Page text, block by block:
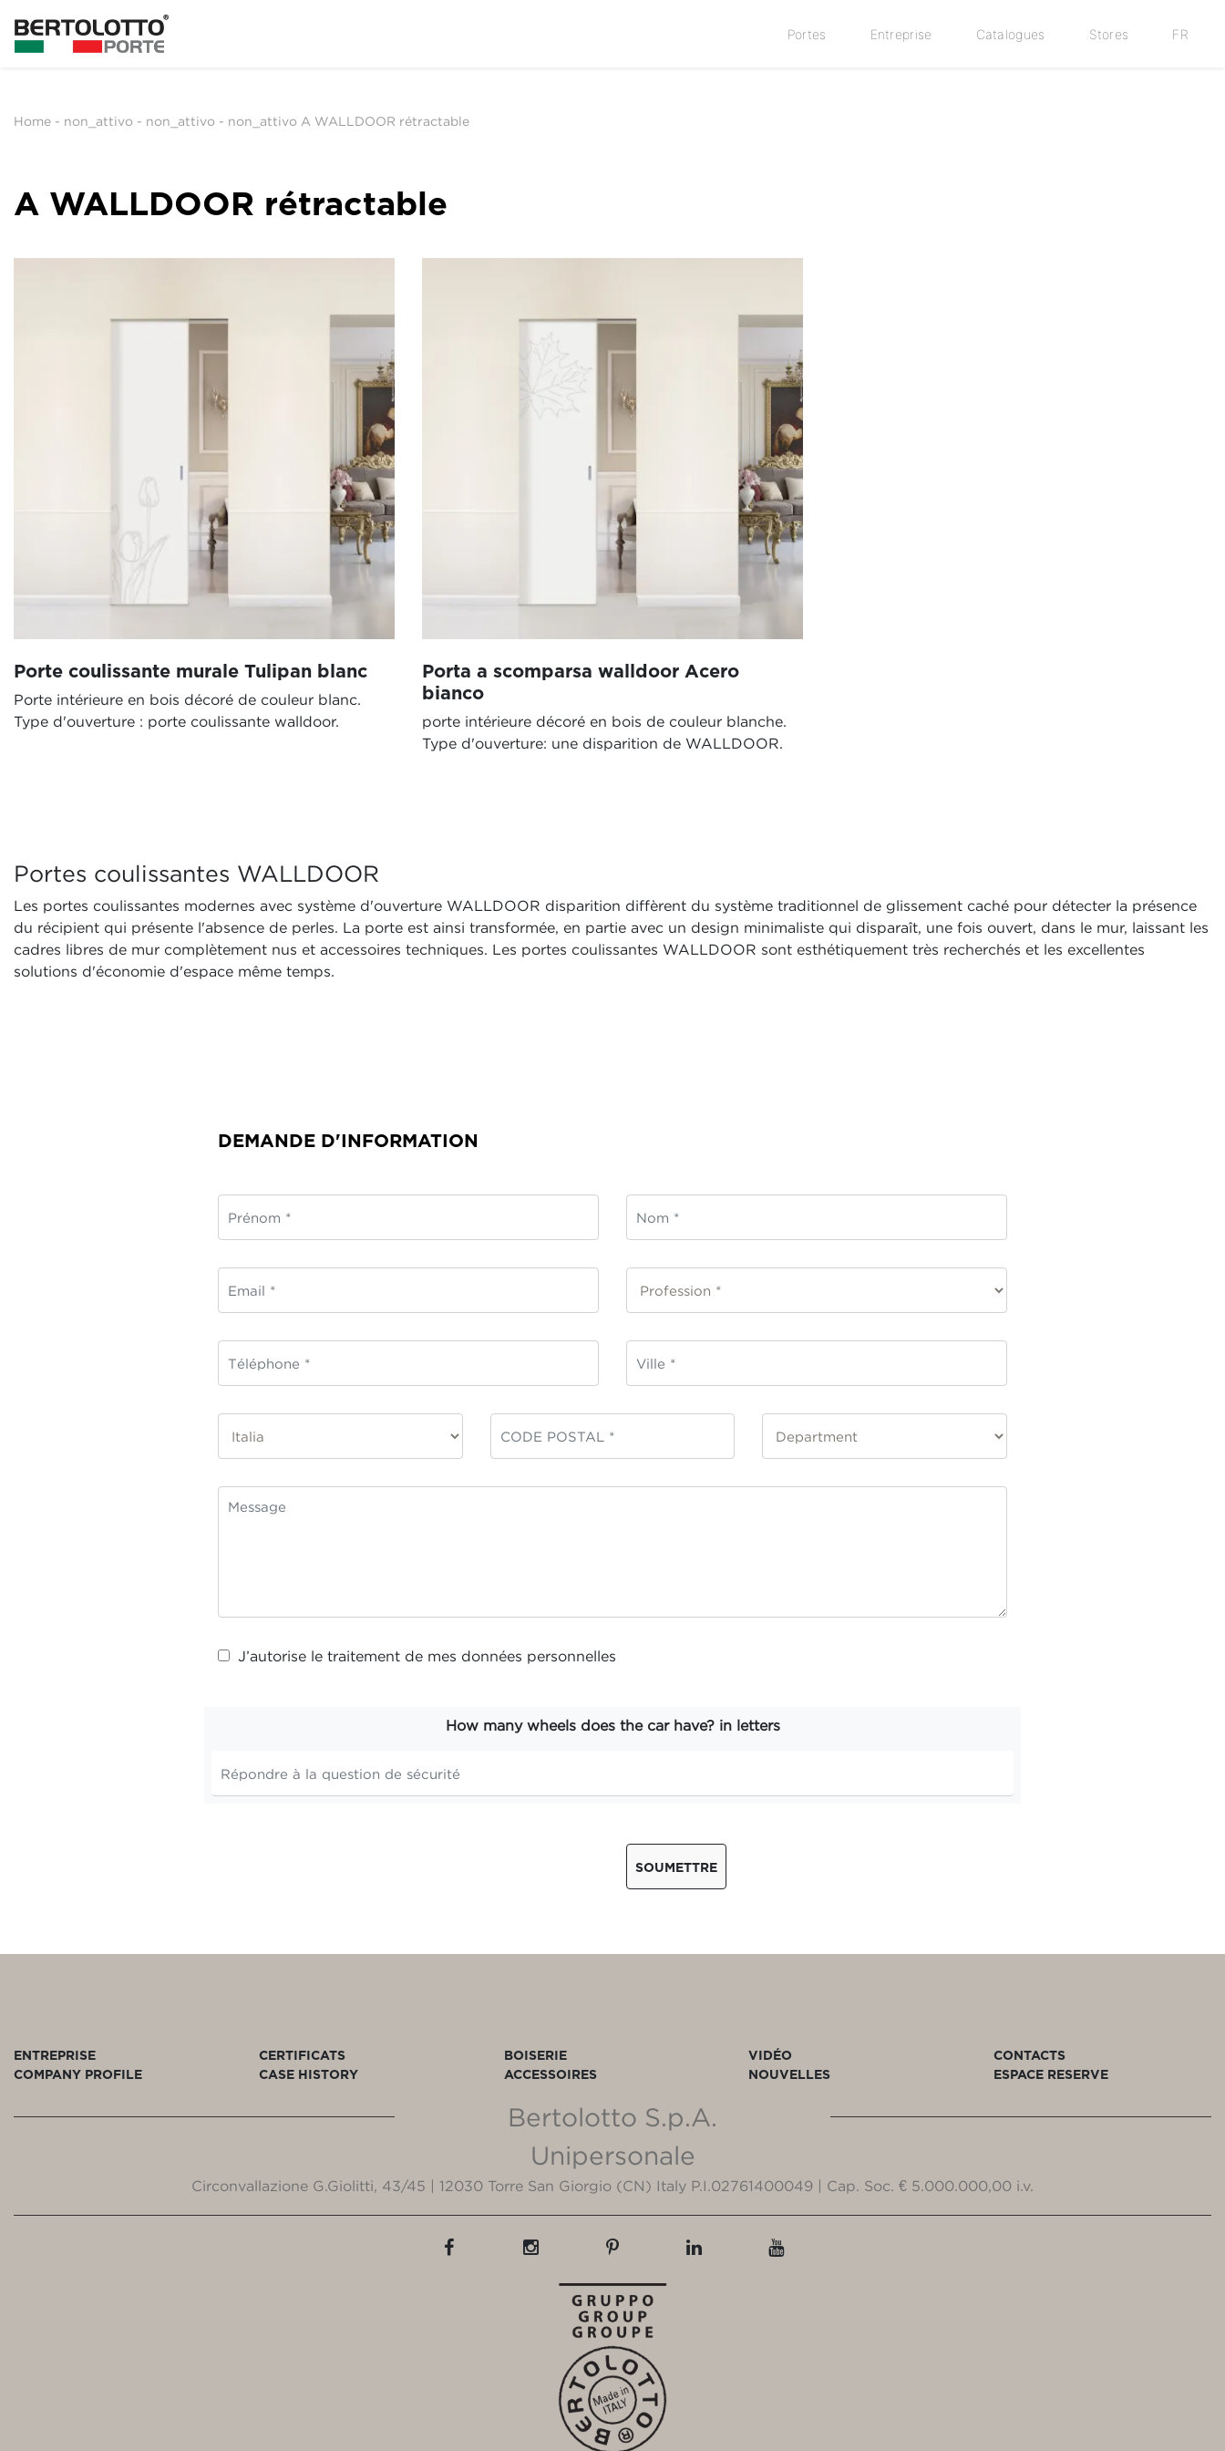
Portes Entreprise Catalogues Stores FR
Home - non_attivo - non_attivo - non_attivo A WALLDOOR rétractable
A WALLDOOR rétractable
Porte coulissante murale Tulipan blanc
Porte intérieure en bois décoré de couleur blanc.
Type d'ouverture : porte coulissante walldoor.
Porta a scomparsa walldoor Acero
bianco
porte intérieure décoré en bois de couleur blanche.
Type d'ouverture: une disparition de WALLDOOR.
Portes coulissantes WALLDOOR
Les portes coulissantes modernes avec système d'ouverture WALLDOOR disparition diffèrent du système traditionnel de glissement caché pour détecter la présence
du récipient qui présente l'absence de perles. La porte est ainsi transformée, en partie avec un design minimaliste qui disparaît, une fois ouvert, dans le mur, laissant les
cadres libres de mur complètement nus et accessoires techniques. Les portes coulissantes WALLDOOR sont esthétiquement très recherchés et les excellentes
solutions d'économie d'espace même temps.
DEMANDE D'INFORMATION
J’autorise le traitement de mes données personnelles
How many wheels does the car have? in letters
SOUMETTRE
ENTREPRISE
COMPANY PROFILE
CERTIFICATS
CASE HISTORY
BOISERIE
ACCESSOIRES
VIDÉO
NOUVELLES
CONTACTS
ESPACE RESERVE
Bertolotto S.p.A.
Unipersonale
Circonvallazione G.Giolitti, 43/45 | 12030 Torre San Giorgio (CN) Italy P.I.02761400049 | Cap. Soc. € 5.000.000,00 i.v.